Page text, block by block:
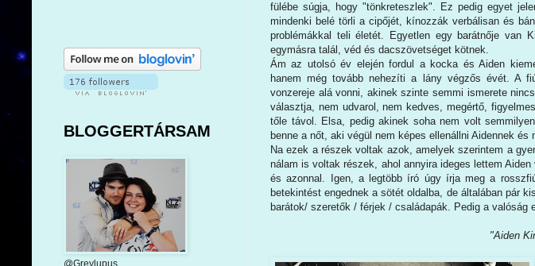
fülébe súgja, hogy "tönkreteszlek". Ez pedig egyet
mindenki belé törli a cipőjét, kínozzák verbálisan és
problémákkal teli életét. Egyetlen egy barátnője
egymásra talál, véd és dacszövetséget kötnek.
Ám az utolsó év elején fordul a kocka és Aiden
hanem még tovább nehezíti a lány végzős évét. A
vonzereje alá vonni, akinek szinte semmi ismerete
választja, nem udvarol, nem kedves, megértő,
tőle távol. Elsa, pedig akinek soha nem volt
benne a nőt, aki végül nem képes ellenállni Aidennek
Na ezek a részek voltak azok, amelyek szerintem a
nálam is voltak részek, ahol annyira ideges lettem
és azonnal. Igen, a legtöbb író úgy írja meg a
betekintést engednek a sötét oldalba, de általában pár
barátok/ szeretők / férjek / családapák. Pedig a
"Aiden
BLOGGERTÁRSAM
@Greylupus